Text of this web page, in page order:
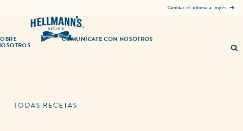
Cambiar el idioma a inglés
COMUNÍCATE CON NOSOTROS
TODAS RECETAS